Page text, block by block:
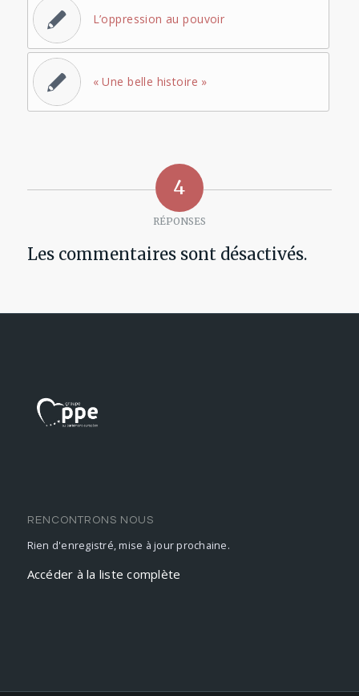
L’oppression au pouvoir
« Une belle histoire »
4
RÉPONSES
Les commentaires sont désactivés.
RENCONTRONS NOUS
Rien d'enregistré, mise à jour prochaine.
Accéder à la liste complète